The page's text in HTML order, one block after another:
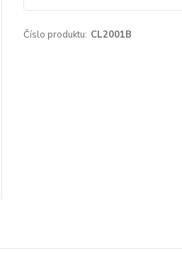
Číslo produktu: CL2001B